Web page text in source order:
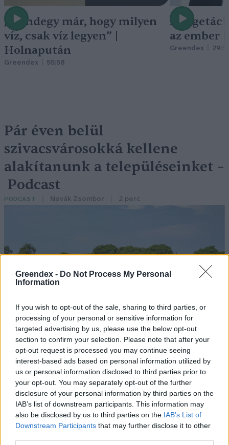
Greendex - Do Not Process My Personal
Information
If you wish to opt-out of the sale, sharing to third parties, or
processing of your personal or sensitive information for
targeted advertising by us, please use the below opt-out
section to confirm your selection. Please note that after your
opt-out request is processed you may continue seeing
interest-based ads based on personal information utilized by
us or personal information disclosed to third parties prior to
your opt-out. You may separately opt-out of the further
disclosure of your personal information by third parties on the
IAB’s list of downstream participants. This information may
also be disclosed by us to third parties on the IAB’s List of
Downstream Participants that may further disclose it to other
„Mindegy már, hogy milyen
víz, csak víz legyen” |
Holnapután
Greendex 55:58
A
az ember
Greendex
Pár éven belül
szivacsvárosokká kellene
alakítanunk a településeinket –
Podcast
PODCAST Novák Zsombor 2 perc
Szöllősi Gáborral, a Gardenfutura ügyvezetőjével beszélgettünk.